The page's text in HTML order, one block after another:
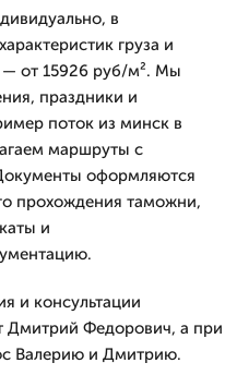
в
груза и
от 15926 руб/м². Мы
праздники и
поток из минск в
маршруты с
оформляются
прохождения таможни,
и
и консультации
Дмитpий Федорович, а при
Валерию и Дмитрию.